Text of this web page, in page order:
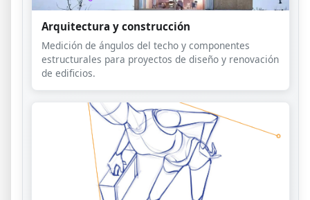
Arquitectura y construcción
Medición de ángulos del techo y componentes
estructurales para proyectos de diseño y renovación
de edificios.